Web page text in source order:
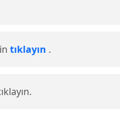
tıklayın .